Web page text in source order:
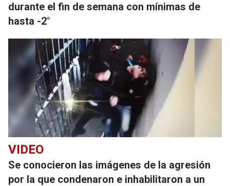
durante el fin de semana con mínimas de
hasta -2°
VIDEO
Se conocieron las imágenes de la agresión
por la que condenaron e inhabilitaron a un